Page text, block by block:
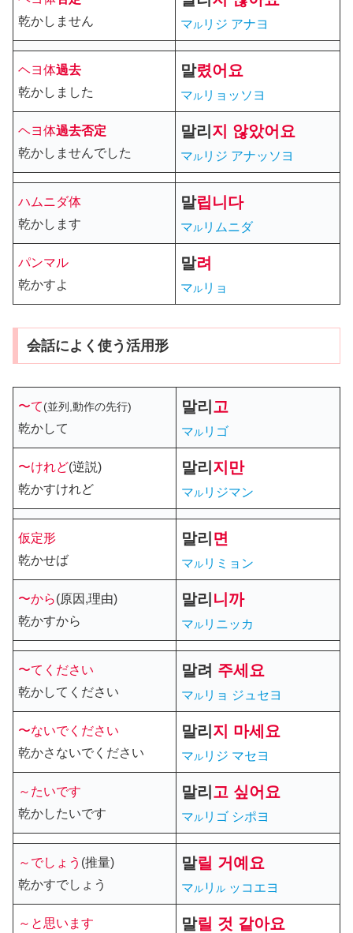
乾かしません
マル リジ アナヨ
ヘヨ体過去
乾かしました
말렸어요
マル リョッソヨ
ヘヨ体過去否定
乾かしませんでした
말리 지 않았어요
マル リジ アナッソヨ
ハムニダ体
乾かします
말립니다
マル リムニダ
パンマル
乾かすよ
말려
マル リョ
会話によく使う活用形
〜て(並列,動作の先行)
乾かして
말리 고
マ ル リゴ
〜けれど(逆説)
乾かすけれど
말리 지만
マ ル リジマン
仮定形
乾かせば
말리 면
マ ル リミョン
〜から(原因,理由)
乾かすから
말리 니까
マ ル リニッカ
〜てください
乾かしてください
말려 주세요
マ ル リョ ジュセヨ
〜ないでください
乾かさないでください
말리 지 마세요
マ ル リジ マセヨ
～たいです
乾かしたいです
말리 고 싶어요
マ ル リゴ シポヨ
～でしょう (推量)
乾かすでしょう
말릴 거예요
マ ル リ ル ッコエヨ
～と思います
말릴 것 같아요